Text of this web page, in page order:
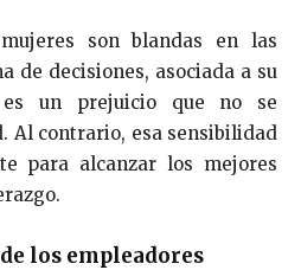
son blandas en las
de decisiones, asociada a su
es un prejuicio que no se
Al contrario, esa sensibilidad
para alcanzar los mejores
los empleadores